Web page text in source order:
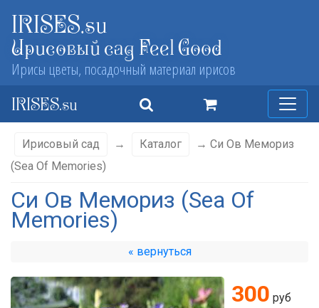
IRISES.su
Ирисовый сад Feel Good
Ирисы цветы, посадочный материал ирисов
IRISES.su
Ирисовый сад → Каталог
→ Си Ов Мемориз
(Sea Of Memories)
Си Ов Мемориз (Sea Of
Memories)
« вернуться
300 руб